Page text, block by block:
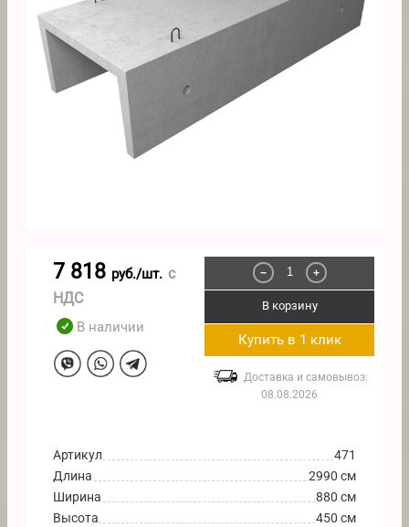
7 818 руб./шт. с
НДС
В наличии
− +
В корзину
Купить в 1 клик
Доставка и самовывоз:
08.08.2026
Артикул
471
Длина
2990 см
Ширина
880 см
Высота
450 см